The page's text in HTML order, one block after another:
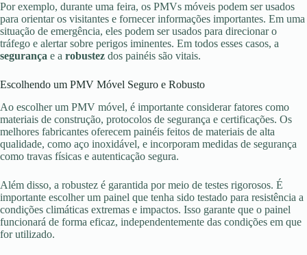
Por exemplo, durante uma feira, os PMVs móveis podem ser usados
para orientar os visitantes e fornecer informações importantes. Em uma
situação de emergência, eles podem ser usados para direcionar o
tráfego e alertar sobre perigos iminentes. Em todos esses casos, a
segurança e a robustez dos painéis são vitais.
Escolhendo um PMV Móvel Seguro e Robusto
Ao escolher um PMV móvel, é importante considerar fatores como
materiais de construção, protocolos de segurança e certificações. Os
melhores fabricantes oferecem painéis feitos de materiais de alta
qualidade, como aço inoxidável, e incorporam medidas de segurança
como travas físicas e autenticação segura.
Além disso, a robustez é garantida por meio de testes rigorosos. É
importante escolher um painel que tenha sido testado para resistência a
condições climáticas extremas e impactos. Isso garante que o painel
funcionará de forma eficaz, independentemente das condições em que
for utilizado.